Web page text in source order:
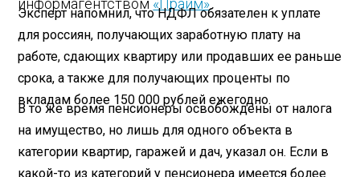
информагентством «Прайм».
Эксперт напомнил, что НДФЛ обязателен к уплате
для россиян, получающих заработную плату на
работе, сдающих квартиру или продавших ее раньше
срока, а также для получающих проценты по
вкладам более 150 000 рублей ежегодно.
В то же время пенсионеры освобождены от налога
на имущество, но лишь для одного объекта в
категории квартир, гаражей и дач, указал он. Если в
какой-то из категорий у пенсионера имеется более